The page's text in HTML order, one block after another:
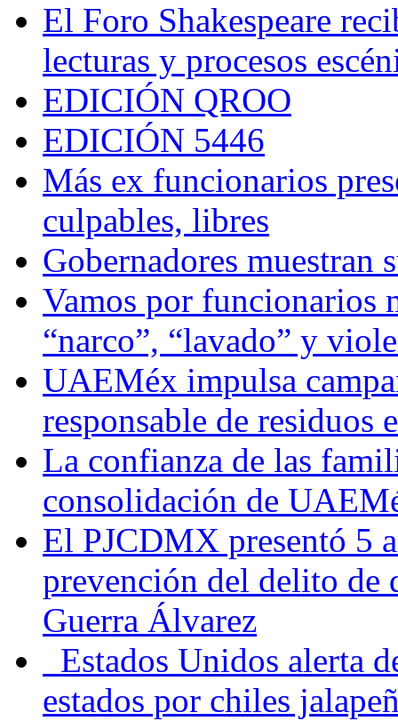
El Foro Shakespeare
lecturas y procesos
EDICIÓN QROO
EDICIÓN 5446
Más ex funcionarios
culpables, libres
Gobernadores muestran
Vamos por funcionarios
“narco”, “lavado” y
UAEMéx impulsa
responsable de residuos
La confianza de las
consolidación de
El PJCDMX presentó 5
prevención del delito de
Guerra Álvarez
Estados Unidos alerta
estados por chiles